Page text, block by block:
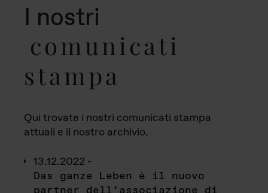
I nostri
comunicati
stampa
Qui trovate i nostri comunicati stampa
attuali e il nostro archivio.
13.12.2022 -
Das ganze Leben è il nuovo
partner dell’associazione di